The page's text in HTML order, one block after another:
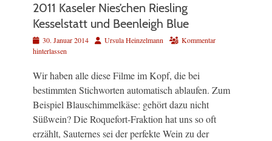
2011 Kaseler Nies’chen Riesling
Kesselstatt und Beenleigh Blue
Veröffentlicht
am
30. Januar 2014 AutorUrsula Heinzelmann
Kommentar
hinterlassen
Wir haben alle diese Filme im Kopf, die bei
bestimmten Stichworten automatisch ablaufen. Zum
Beispiel Blauschimmelkäse: gehört dazu nicht
Süßwein? Die Roquefort-Fraktion hat uns so oft
erzählt, Sauternes sei der perfekte Wein zu der